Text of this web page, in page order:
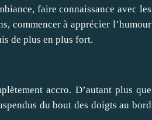
faire connaissance avec les
commencer à apprécier l’humour
de plus en plus fort.
accro. D’autant plus que
du bout des doigts au bord